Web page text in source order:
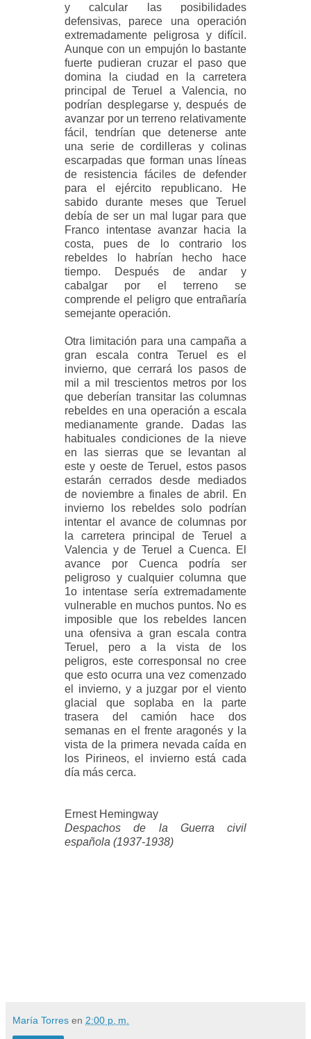
y calcular las posibilidades
defensivas, parece una operación
extremadamente peligrosa y difícil.
Aunque con un empujón lo bastante
fuerte pudieran cruzar el paso que
domina la ciudad en la carretera
principal de Teruel a Valencia, no
podrían desplegarse y, después de
avanzar por un terreno relativamente
fácil, tendrían que detenerse ante
una serie de cordilleras y colinas
escarpadas que forman unas líneas
de resistencia fáciles de defender
para el ejército republicano. He
sabido durante meses que Teruel
debía de ser un mal
lugar para que
Franco intentase avanzar hacia la
costa, pues de lo contrario los
rebeldes lo habrían hecho hace
tiempo. Después de andar y
cabalgar por el terreno se
comprende el peligro que entrañaría
semejante operación.
Otra limitación para una campaña a
gran escala contra Teruel es el
invierno, que cerrará los pasos de
mil a mil trescientos metros por los
que deberían transitar las columnas
rebeldes en una operación a escala
medianamente grande. Dadas las
habituales condiciones de la nieve
en las sierras que se levantan al
este y oeste de Teruel, estos pasos
estarán cerrados desde mediados
de noviembre a finales deabril. En
invierno los rebeldes solo podrían
intentar el avance de columnas por
la carretera principal de Teruel a
Valencia y de Teruel a Cuenca. El
avance por Cuenca podría ser
peligroso y cualquier columna que
1o intentase sería extremadamente
vulnerable en muchos puntos. No es
imposible que los rebeldes lancen
una ofensiva a gran escala contra
Teruel, pero a la vista de los
peligros, este corresponsal no cree
que esto ocurra una vez comenzado
el invierno, y a juzgar por el viento
glacial que soplaba en la parte
trasera del camión hace dos
semanas en el frente aragonés y la
vista de la primera nevada caída en
los Pirineos, el invierno está cada
día más cerca.
Ernest Hemingway
Despachos de la Guerra civil
española (1937-1938)
María Torres en 2:00 p. m.